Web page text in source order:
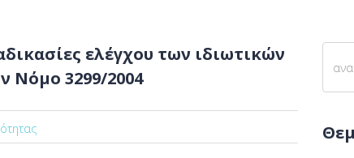
ελέγχου των ιδιωτικών
Νόμο 3299/2004